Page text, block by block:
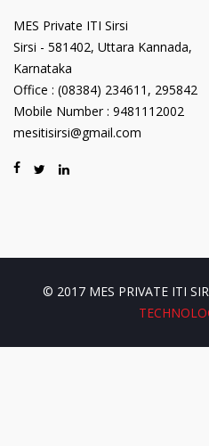
MES Private ITI Sirsi
Sirsi - 581402, Uttara Kannada,
Karnataka
Office : (08384) 234611, 295842
Mobile Number : 9481112002
mesitisirsi@gmail.com
© 2017 MES PRIVATE ITI